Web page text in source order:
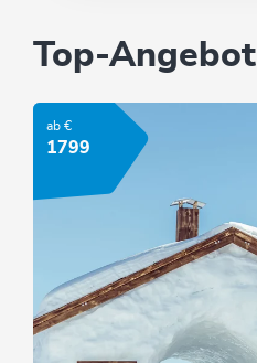
Top-
ab €
1799